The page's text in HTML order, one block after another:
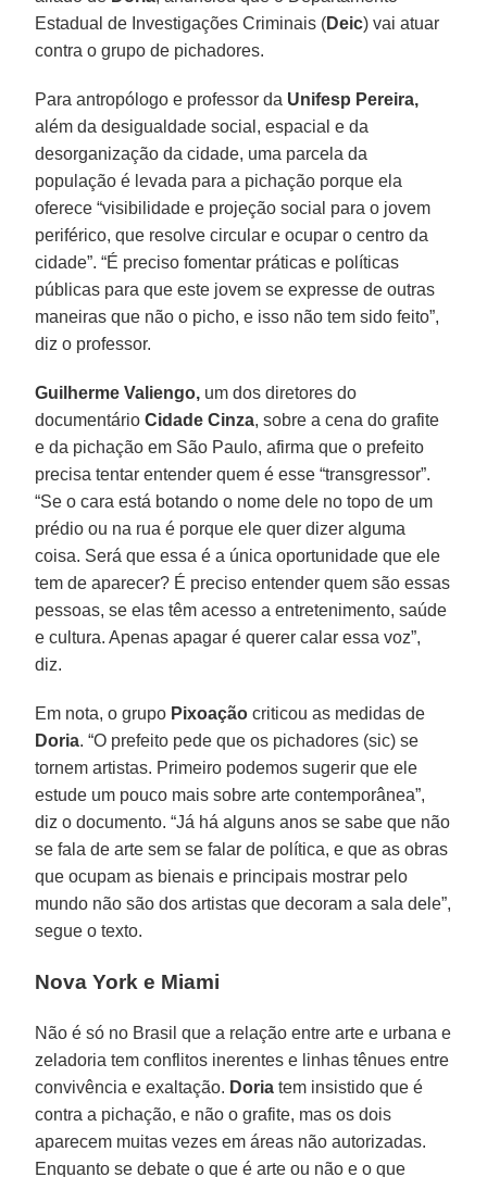
Estadual de Investigações Criminais (Deic) vai atuar
contra o grupo de pichadores.
Para antropólogo e professor da Unifesp Pereira,
além da desigualdade social, espacial e da
desorganização da cidade, uma parcela da
população é levada para a pichação porque ela
oferece “visibilidade e projeção social para o jovem
periférico, que resolve circular e ocupar o centro da
cidade”. “É preciso fomentar práticas e políticas
públicas para que este jovem se expresse de outras
maneiras que não o picho, e isso não tem sido feito”,
diz o professor.
Guilherme Valiengo, um dos diretores do
documentárioCidade Cinza, sobre a cena do grafite
e da pichação em São Paulo, afirma que o prefeito
precisa tentar entender quem é esse “transgressor”.
“Se o cara está botando o nome dele no topo de um
prédio ou na rua é porque ele quer dizer alguma
coisa. Será que essa é a única oportunidade que ele
tem de aparecer? É preciso entender quem são essas
pessoas, se elas têm acesso a entretenimento, saúde
e cultura. Apenas apagar é querer calar essa voz”,
diz.
Em nota, o grupo Pixoação criticou as medidas de
Doria. “O prefeito pede que os pichadores (sic) se
tornem artistas. Primeiro podemos sugerir que ele
estude um pouco mais sobre arte contemporânea”,
diz o documento. “Já há alguns anos se sabe que não
se fala de arte sem se falar de política, e que as obras
que ocupam as bienais e principais mostrar pelo
mundo não são dos artistas que decoram a sala dele”,
segue o texto.
Nova York e Miami
Não é só no Brasil que a relação entre arte e urbana e
zeladoria tem conflitos inerentes e linhas tênues entre
convivência e exaltação. Doria tem insistido que é
contra a pichação, e não o grafite, mas os dois
aparecem muitas vezes em áreas não autorizadas.
Enquanto se debate o que é arte ou não e o que